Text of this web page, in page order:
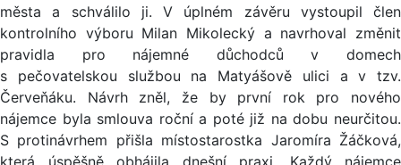
města a schválilo ji. V úplném závěru vystoupil člen
kontrolního výboru Milan Mikolecký a navrhoval změnit
pravidla pro nájemné důchodců v domech
s pečovatelskou službou na Matyášově ulici a v tzv.
Červeňáku. Návrh zněl, že by první rok pro nového
nájemce byla smlouva roční a poté již na dobu neurčitou.
S protinávrhem přišla místostarostka Jaromíra Žáčková,
která úspěšně obhájila dnešní praxi. Každý nájemce